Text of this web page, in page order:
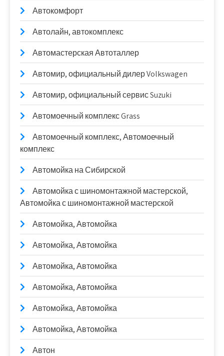
Автокомфорт
Автолайн, автокомплекс
Автомастерская Автоталлер
Автомир, официальный дилер Volkswagen
Автомир, официальный сервис Suzuki
Автомоечный комплекс Grass
Автомоечный комплекс, Автомоечный
комплекс
Автомойка на Сибирской
Автомойка с шиномонтажной мастерской,
Автомойка с шиномонтажной мастерской
Автомойка, Автомойка
Автомойка, Автомойка
Автомойка, Автомойка
Автомойка, Автомойка
Автомойка, Автомойка
Автомойка, Автомойка
Автон